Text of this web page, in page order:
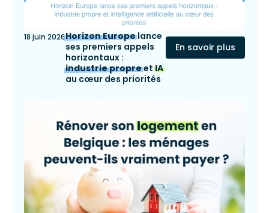
18 juin 2026Horizon Europelance
ses premiers appels
horizontaux :
industrie propreetIA
au cœur des priorités
En savoir plus